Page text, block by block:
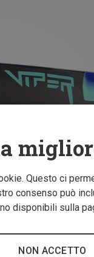
Questo ci
consenso può
disponibili sulla
NON ACCETTO